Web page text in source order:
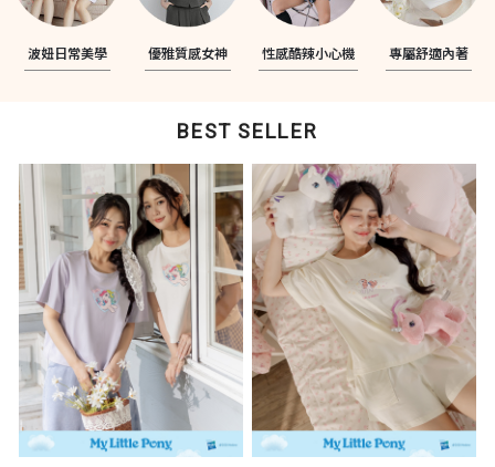
波妞日常美學 優雅質感女神 性感酷辣小心機 專屬舒適內著
BEST SELLER